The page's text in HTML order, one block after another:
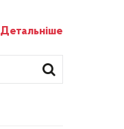
Детальніше